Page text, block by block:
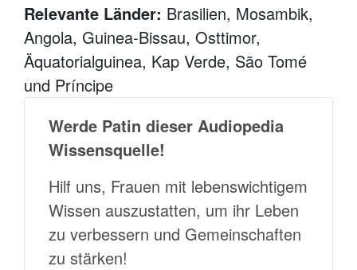
Relevante Länder: Brasilien, Mosambik,
Angola, Guinea-Bissau, Osttimor,
Äquatorialguinea, Kap Verde, São Tomé
und Príncipe
Werde Patin dieser Audiopedia
Wissensquelle!
Hilf uns, Frauen mit lebenswichtigem
Wissen auszustatten, um ihr Leben
zu verbessern und Gemeinschaften
zu stärken!